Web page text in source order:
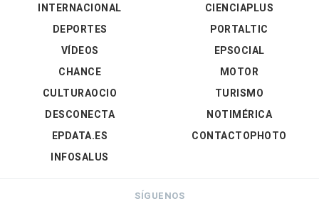
INTERNACIONAL
DEPORTES
VÍDEOS
CIENCIAPLUS
PORTALTIC
EPSOCIAL
CHANCE
CULTURAOCIO
DESCONECTA
EPDATA.ES
INFOSALUS
MOTOR
TURISMO
NOTIMÉRICA
CONTACTOPHOTO
SÍGUENOS